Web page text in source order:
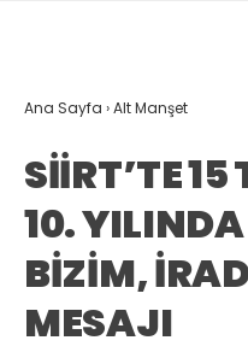
Ana Sayfa ›Alt Manşet
SİİRT’TE
10.
BİZİM,
MESAJI